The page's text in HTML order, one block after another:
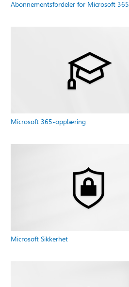
Abonnementsfordeler for Microsoft 365
Microsoft 365-opplæring
Microsoft Sikkerhet